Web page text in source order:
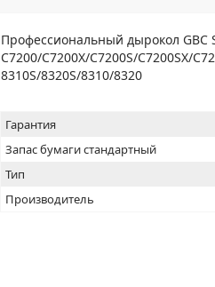
Профессиональный дырокол GBC
C7200/C7200X/C7200S/C7200SX/
8310S/8320S/8310/8320
Гарантия
Запас бумаги стандартный
Тип
Производитель